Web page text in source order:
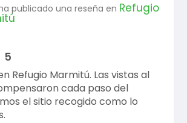
publicado una reseña en Refugio
5
Refugio Marmitú. Las vistas al
cada paso del
el sitio recogido como lo